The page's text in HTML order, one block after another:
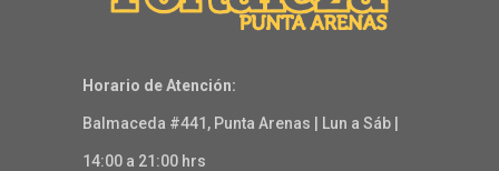
Horario de Atención:
Balmaceda #441, Punta Arenas | Lun a Sáb |
14:00 a 21:00 hrs